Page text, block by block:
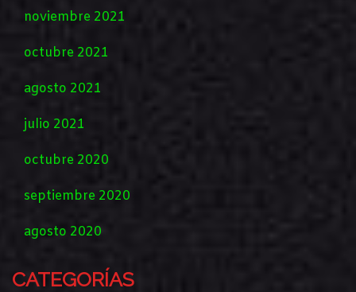
noviembre 2021
octubre 2021
agosto 2021
julio 2021
octubre 2020
septiembre 2020
agosto 2020
CATEGORÍAS